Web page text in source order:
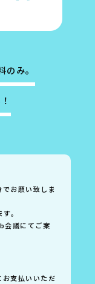
み。
お願い致しま
。
会議にてご案
お支払いいただ